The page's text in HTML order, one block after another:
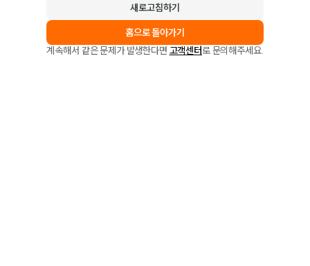
새로고침하기
홈으로 돌아가기
계속해서 같은 문제가 발생한다면 고객센터로 문의해주세요.